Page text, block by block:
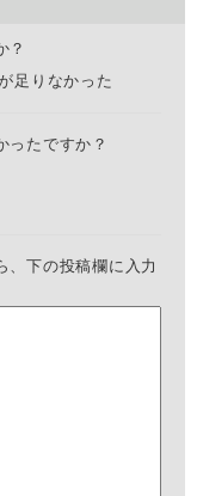
？
足りなかった
ったですか？
、下の投稿欄に入力